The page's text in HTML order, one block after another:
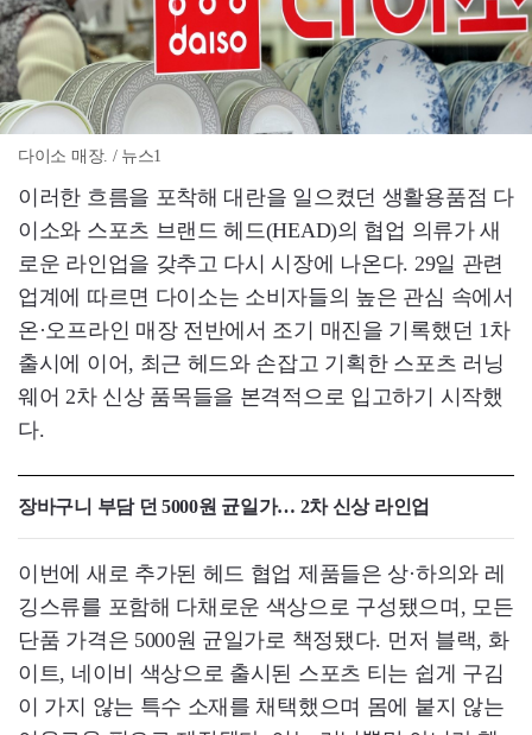
다이소 매장. / 뉴스1
이러한 흐름을 포착해 대란을 일으켰던 생활용품점 다
이소와 스포츠 브랜드 헤드(HEAD)의 협업 의류가 새
로운 라인업을 갖추고 다시 시장에 나온다. 29일 관련
업계에 따르면 다이소는 소비자들의 높은 관심 속에서
온·오프라인 매장 전반에서 조기 매진을 기록했던 1차
출시에 이어, 최근 헤드와 손잡고 기획한 스포츠 러닝
웨어 2차 신상 품목들을 본격적으로 입고하기 시작했
다.
장바구니 부담 던 5000원 균일가… 2차 신상 라인업
이번에 새로 추가된 헤드 협업 제품들은 상·하의와 레
깅스류를 포함해 다채로운 색상으로 구성됐으며, 모든
단품 가격은 5000원 균일가로 책정됐다. 먼저 블랙, 화
이트, 네이비 색상으로 출시된 스포츠 티는 쉽게 구김
이 가지 않는 특수 소재를 채택했으며 몸에 붙지 않는